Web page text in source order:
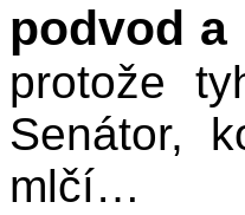
podvod a
protože
Senátor,
mlčí…